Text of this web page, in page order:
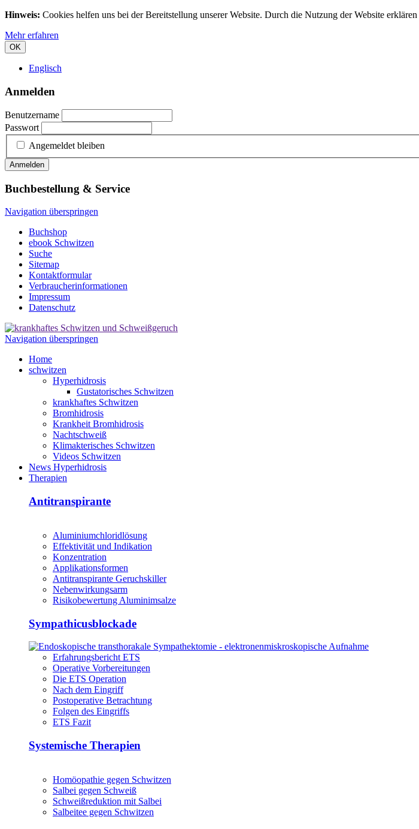
Hinweis: Cookies helfen uns bei der Bereitstellung unserer Website. Durch die Nutzung der Website
Mehr erfahren
OK
Englisch
Anmelden
Benutzername
Passwort
Angemeldet bleiben
Anmelden
Buchbestellung & Service
Navigation überspringen
Buchshop
ebook Schwitzen
Suche
Sitemap
Kontaktformular
Verbraucherinformationen
Impressum
Datenschutz
Navigation überspringen
Home
schwitzen
Hyperhidrosis
Gustatorisches Schwitzen
krankhaftes Schwitzen
Bromhidrosis
Krankheit Bromhidrosis
Nachtschweiß
Klimakterisches Schwitzen
Videos Schwitzen
News Hyperhidrosis
Therapien
Antitranspirante
Aluminiumchloridlösung
Effektivität und Indikation
Konzentration
Applikationsformen
Antitranspirante Geruchskiller
Nebenwirkungsarm
Risikobewertung Aluminimsalze
Sympathicusblockade
Erfahrungsbericht ETS
Operative Vorbereitungen
Die ETS Operation
Nach dem Eingriff
Postoperative Betrachtung
Folgen des Eingriffs
ETS Fazit
Systemische Therapien
Homöopathie gegen Schwitzen
Salbei gegen Schweiß
Schweißreduktion mit Salbei
Salbeitee gegen Schwitzen